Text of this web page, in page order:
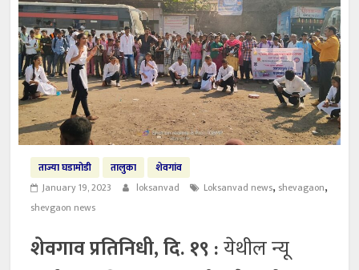
ताज्या घडामोडी तालुका
शेवगांव
January 19, 2023
loksanvad Loksanvad news, shevagaon,
shevgaon news
शेवगाव प्रतिनिधी, दि. १९ :येथील न्यू